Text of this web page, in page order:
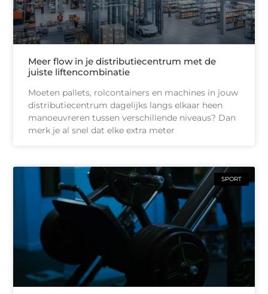
Meer flow in je distributiecentrum met de
juiste liftencombinatie
Moeten pallets, rolcontainers en machines in jouw
distributiecentrum dagelijks langs elkaar heen
manoeuvreren tussen verschillende niveaus? Dan
merk je al snel dat elke extra meter
SPORT